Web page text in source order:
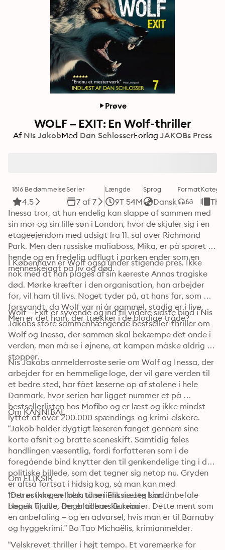
Prøve
WOLF – EXIT: En Wolf-thriller
Af Nis JakobMed Dan SchlosserForlag JAKOBs Press
1816 Bedømmelse
4.5
Serier
7 af 7
Længde
9T 54M
Sprog
Dansk
Format
Inessa tror, at hun endelig kan slappe af sammen med
sin mor og sin lille søn i London, hvor de skjuler sig i en
etageejendom med udsigt fra 11. sal over Richmond
Park. Men den russiske mafiaboss, Mika, er på sporet af
hende og en fredelig udflugt i parken ender som en
menneskejagt på liv og død.
I København er Wolf også under stigende pres. Ikke
nok med at han plages af sin kæreste Annas tragiske
død. Mørke kræfter i den organisation, han arbejder
for, vil ham til livs. Noget tyder på, at hans far, som
forsvandt, da Wolf var ni år gammel, stadig er i live.
Men er det ham, der trækker i de blodige tråde?
Wolf – Exit er syvende og ind til videre sidste bind i Nis
Jakobs store sammenhængende bestseller-thriller om
Wolf og Inessa, der sammen skal bekæmpe det onde i
verden, men må se i øjnene, at kampen måske aldrig
stopper.
Nis Jakobs anmelderroste serie om Wolf og Inessa, der
arbejder for en hemmelige loge, der vil gøre verden til
et bedre sted, har fået læserne op af stolene i hele
Danmark, hvor serien har ligget nummer et på
bestsellerlisten hos Mofibo og er læst og ikke mindst
lyttet af over 200.000 spændings-og krimi-elskere.
Om KANNIBAL
“Jakob holder dygtigt læseren fanget gennem sine
korte afsnit og bratte sceneskift. Samtidig føles
handlingen væsentlig, fordi forfatteren som i de
foregående bind knytter den til genkendelige ting i det
politiske billede, som det tegner sig netop nu. Gryden
er altså fortsat i hidsig kog, så man kan med
fortrøstning se frem til seriens næste bind.”
Henrik Tjalve, Dagbladenes Bureau
Om ELIKSIR
“Der er ikke en falsk tone i Eliksir. Jeg kan anbefale
bogen til alle, der er til barske krimier. Dette ment som
en anbefaling – og en advarsel, hvis man er til Barnaby
“Velskrevet thriller i højt tempo. Et varemærke for